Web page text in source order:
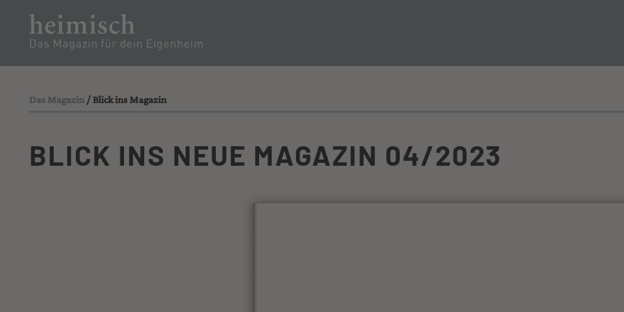
PARTNER
TEAM
Das Magazin / Blick ins Magazin
BLICK INS NEUE MAGAZIN 04/2023